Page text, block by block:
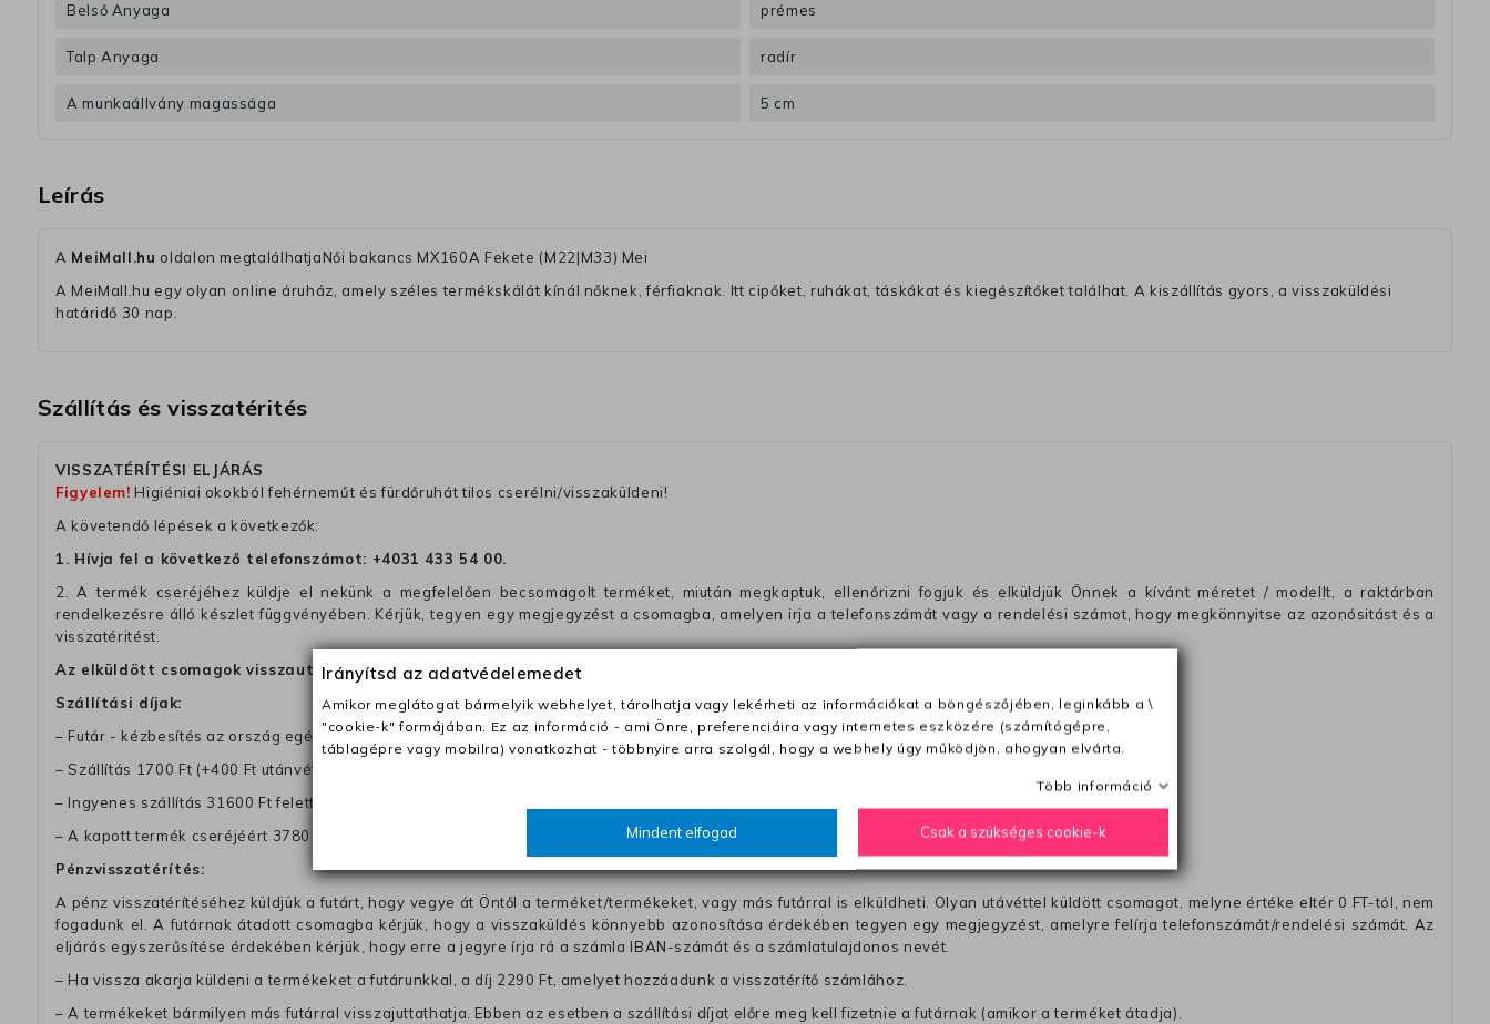
Belső Anyaga prémes
Talp Anyaga radír
A munkaállvány magassága 5 cm
Leírás
A MeiMall.hu oldalon megtalálhatjaNői bakancs MX160A Fekete (M22|M33) Mei
A MeiMall.hu egy olyan online áruház, amely széles termékskálát kínál nőknek, férfiaknak. Itt cipőket, ruhákat, táskákat és kiegészítőket találhat. A kiszállítás gyors, a visszaküldési
határidő 30 nap.
Szállítás és visszatérités
VISSZATÉRÍTÉSI ELJÁRÁS
Figyelem! Higiéniai okokból fehérneműt és fürdőruhát tilos cserélni/visszaküldeni!
A követendő lépések a következők:
1. Hívja fel a következő telefonszámot: +4031 433 54 00.
2. A termék cseréjéhez küldje el nekünk a megfelelően becsomagolt terméket, miután megkaptuk, ellenőrizni fogjuk és elküldjük Önnek a kívánt méretet / modellt, a raktárban
rendelkezésre álló készlet függvényében. Kérjük, tegyen egy megjegyzést a csomagba, amelyen irja a telefonszámát vagy a rendelési számot, hogy megkönnyitse az azonósitást és a
visszatéritést.
Az elküldött csomagok visszautasításra kerülnek, ha ezeket nem megfelelő módon csomagolják !!
Szállítási díjak:
– Futár - kézbesítés az ország egész területén, 2-3 munkanapon belül a megrendelés e-mailben / sms-ben történő megerősítésétől számítva
– Szállítás 1700 Ft (+400 Ft utánvéttel)
– Ingyenes szállítás 31600 Ft feletti megrendeléseknél (+400 Ft utánvétte)
– A kapott termék cseréjéért 3780 Ft szállítási díjat számolunk fel (oda -vissza út)
Pénzvisszatérítés:
A pénz visszatérítéséhez küldjük a futárt, hogy vegye át Öntől a terméket/termékeket, vagy más futárral is elküldheti. Olyan utávéttel küldött csomagot, melyne értéke eltér 0 FT-tól, nem
fogadunk el. A futárnak átadott csomagba kérjük, hogy a visszaküldés könnyebb azonosítása érdekében tegyen egy megjegyzést, amelyre felírja telefonszámát/rendelési számát. Az
eljárás egyszerűsítése érdekében kérjük, hogy erre a jegyre írja rá a számla IBAN-számát és a számlatulajdonos nevét.
– Ha vissza akarja küldeni a termékeket a futárunkkal, a díj 2290 Ft, amelyet hozzáadunk a visszatérítő számlához.
– A termékeket bármilyen más futárral visszajuttathatja. Ebben az esetben a szállítási díjat előre meg kell fizetnie a futárnak (amikor a terméket átadja).
Irányítsd az adatvédelemedet
Amikor meglátogat bármelyik webhelyet, tárolhatja vagy lekérheti az információkat a böngészőjében, leginkább a \
"cookie-k" formájában. Ez az információ - ami Önre, preferenciáira vagy internetes eszközére (számítógépre,
táblagépre vagy mobilra) vonatkozhat - többnyire arra szolgál, hogy a webhely úgy működjön, ahogyan elvárta.
Több információ
Mindent elfogad Csak a szükséges cookie-k